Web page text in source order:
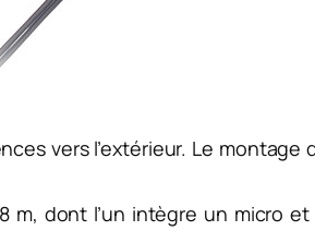
vers l’extérieur. Le
m, dont l’un intègre un micro